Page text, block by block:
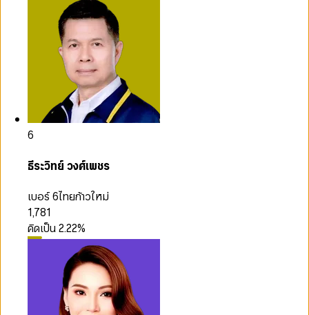
6
ธีระวิทย์ วงศ์เพชร
เบอร์ 6ไทยก้าวใหม่
1,781
คิดเป็น2.22%